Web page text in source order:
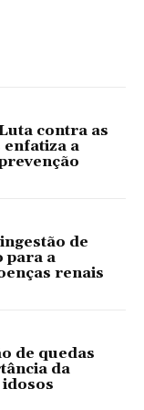
contra as
a
de
para a
renais
de quedas
da